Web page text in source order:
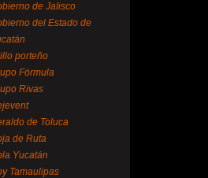
de Jalisco
del Estado de
porteño
Fórmula
Rivas
de Toluca
de Ruta
Yucatán
Tamaulipas